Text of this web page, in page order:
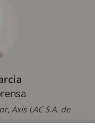
Axis LAC S.A. de